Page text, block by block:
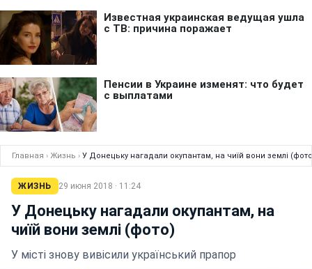
Главная › Жизнь › У Донецьку нагадали окупантам, на чиїй вони землі
ЖИЗНЬ 29 июня 2018 · 11:24
У Донецьку нагадали окупантам, на
чиїй вони землі (фото)
У місті знову вивісили український прапор